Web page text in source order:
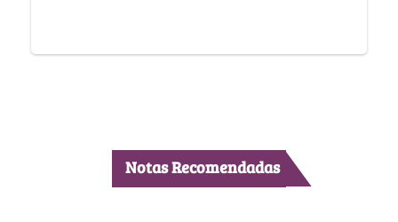
Notas Recomendadas